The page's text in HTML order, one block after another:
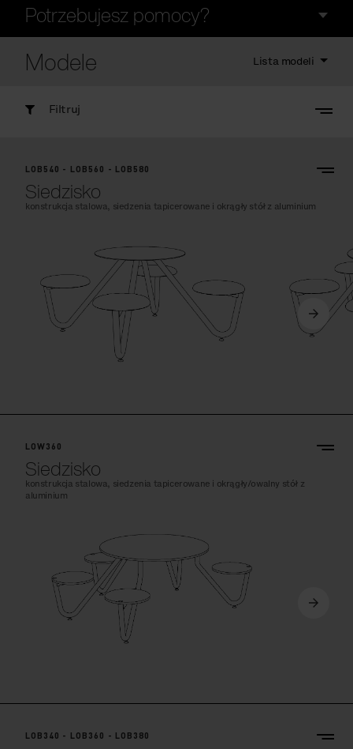
Potrzebujesz pomocy?
Modele Lista modeli
Filtruj
LOB540 - LOB560 - LOB580
Siedzisko
konstrukcja stalowa, siedzenia tapicerowane i okrągły stół z aluminium
LOW360
Siedzisko
konstrukcja stalowa, siedzenia tapicerowane i okrągły/owalny stół z
aluminium
LOB340 - LOB360 - LOB380